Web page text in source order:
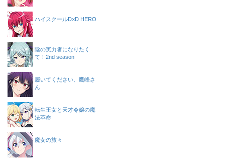
ハイスクールD×D HERO
陰の実力者になりたく
て！2nd season
履いてください、鷹峰さ
ん
転生王女と天才令嬢の魔
法革命
魔女の旅々